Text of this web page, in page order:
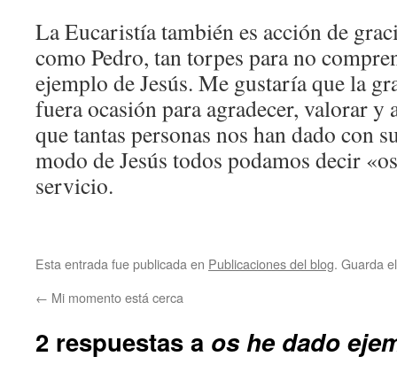
La Eucaristía también es acción de
como Pedro, tan torpes para no
ejemplo de Jesús. Me gustaría que la
fuera ocasión para agradecer, valorar y
que tantas personas nos han dado con
modo de Jesús todos podamos decir
servicio.
Esta entrada fue publicada en Publicaciones del blog. Guarda
← Mi momento está cerca
2 respuestas a os he dado